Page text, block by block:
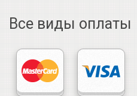
Все виды оплаты